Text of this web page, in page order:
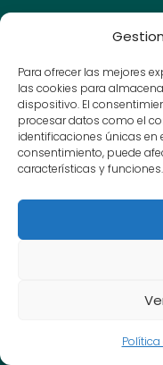
Para ofrecer las mejores
las cookies para
dispositivo. El
procesar datos como el
identificaciones únicas en
consentimiento, puede
características y funciones.
Guías y consejos para
disfruta de tu arte en